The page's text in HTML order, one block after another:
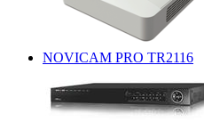
NOVICAM PRO TR2116